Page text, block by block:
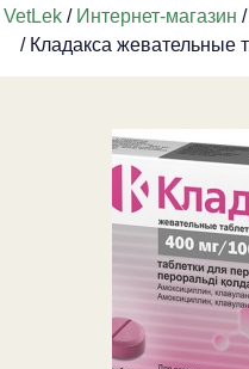
VetLek / Интернет-магазин /
/ Кладакса жевательные